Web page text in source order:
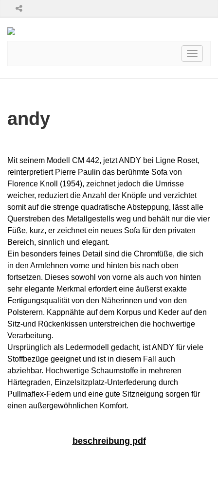
Toggle
andy
Mit seinem Modell CM 442, jetzt ANDY bei Ligne Roset,
reinterpretiert Pierre Paulin das berühmte Sofa von
Florence Knoll (1954), zeichnet jedoch die Umrisse
weicher, reduziert die Anzahl der Knöpfe und verzichtet
somit auf die strenge quadratische Absteppung, lässt alle
Querstreben des Metallgestells weg und behält nur die vier
Füße, kurz, er zeichnet ein neues Sofa für den privaten
Bereich, sinnlich und elegant.
Ein besonders feines Detail sind die Chromfüße, die sich
in den Armlehnen vorne und hinten bis nach oben
fortsetzen. Dieses sowohl von vorne als auch von hinten
sehr elegante Merkmal erfordert eine äußerst exakte
Fertigungsqualität von den Näherinnen und von den
Polsterern. Kappnähte auf dem Korpus und Keder auf den
Sitz-und Rückenkissen unterstreichen die hochwertige
Verarbeitung.
Ursprünglich als Ledermodell gedacht, ist ANDY für viele
Stoffbezüge geeignet und ist in diesem Fall auch
abziehbar. Hochwertige Schaumstoffe in mehreren
Härtegraden, Einzelsitzplatz-Unterfederung durch
Pullmaflex-Federn und eine gute Sitzneigung sorgen für
einen außergewöhnlichen Komfort.
beschreibung pdf